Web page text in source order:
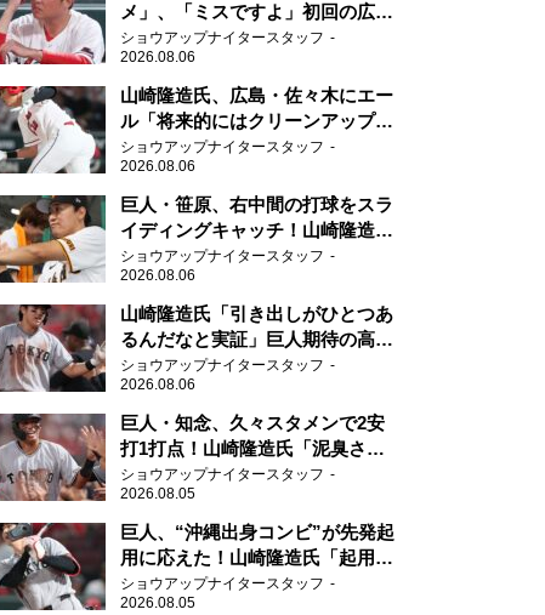
メ」、「ミスですよ」初回の広島
の守備に苦言
ショウアップナイタースタッフ
2026.08.06
山崎隆造氏、広島・佐々木にエー
ル「将来的にはクリーンアップを
任せられるくらいまでは成長し
て」
ショウアップナイタースタッフ
2026.08.06
巨人・笹原、右中間の打球をスラ
イディングキャッチ！山崎隆造氏
「一歩でも遅れたら…」
ショウアップナイタースタッフ
2026.08.06
山崎隆造氏「引き出しがひとつあ
るんだなと実証」巨人期待の高卒
2年目が技あり安打
ショウアップナイタースタッフ
2026.08.06
巨人・知念、久々スタメンで2安
打1打点！山崎隆造氏「泥臭さを
感じる」、「ジャイアンツには少
ないタイプ」
ショウアップナイタースタッフ
2026.08.05
巨人、“沖縄出身コンビ”が先発起
用に応えた！山崎隆造氏「起用が
当たった」
ショウアップナイタースタッフ
2026.08.05